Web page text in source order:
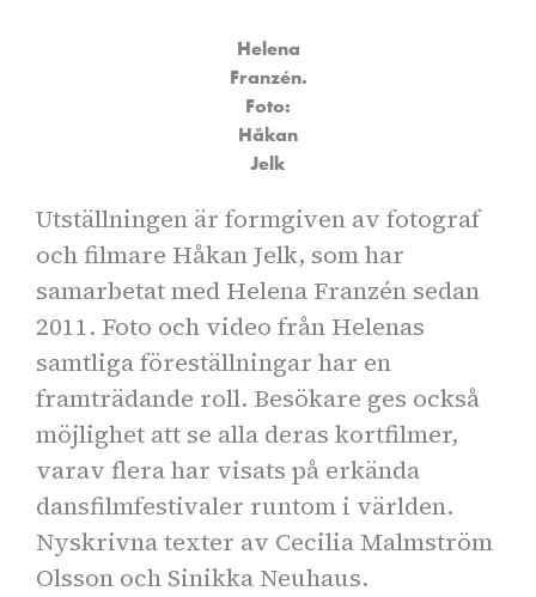
Helena
Franzén.
Foto:
Håkan
Jelk
Utställningen är formgiven av fotograf
och filmare Håkan Jelk, som har
samarbetat med Helena Franzén sedan
2011. Foto och video från Helenas
samtliga föreställningar har en
framträdande roll. Besökare ges också
möjlighet att se alla deras kortfilmer,
varav flera har visats på erkända
dansfilmfestivaler runtom i världen.
Nyskrivna texter av Cecilia Malmström
Olsson och Sinikka Neuhaus.